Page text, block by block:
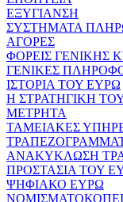
ΕΞΥΓΙΑΝΣΗ
ΣΥΣΤΗΜΑΤΑ
ΑΓΟΡΕΣ
ΦΟΡΕΙΣ ΓΕΝΙΚΗΣ
ΓΕΝΙΚΕΣ
ΙΣΤΟΡΙΑ ΤΟΥ ΕΥΡΩ
Η ΣΤΡΑΤΗΓΙΚΗ
ΜΕΤΡΗΤΑ
ΤΑΜΕΙΑΚΕΣ
ΑΝΑΚΥΚΛΩΣΗ
ΠΡΟΣΤΑΣΙΑ ΤΟΥ
ΨΗΦΙΑΚΟ ΕΥΡΩ